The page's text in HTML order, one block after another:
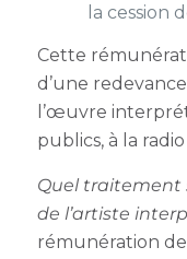
la cession
Cette
d’une
l’œuvre
publics, à la
Quel traitement
de l’artiste
rémunération